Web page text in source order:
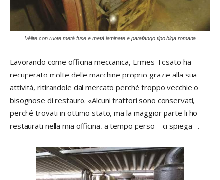
Vélite con ruote metà fuse e metà laminate e parafango tipo biga romana
Lavorando come officina meccanica, Ermes Tosato ha
recuperato molte delle macchine proprio grazie alla sua
attività, ritirandole dal mercato perché troppo vecchie o
bisognose di restauro. «Alcuni trattori sono conservati,
perché trovati in ottimo stato, ma la maggior parte li ho
restaurati nella mia officina, a tempo perso – ci spiega –.